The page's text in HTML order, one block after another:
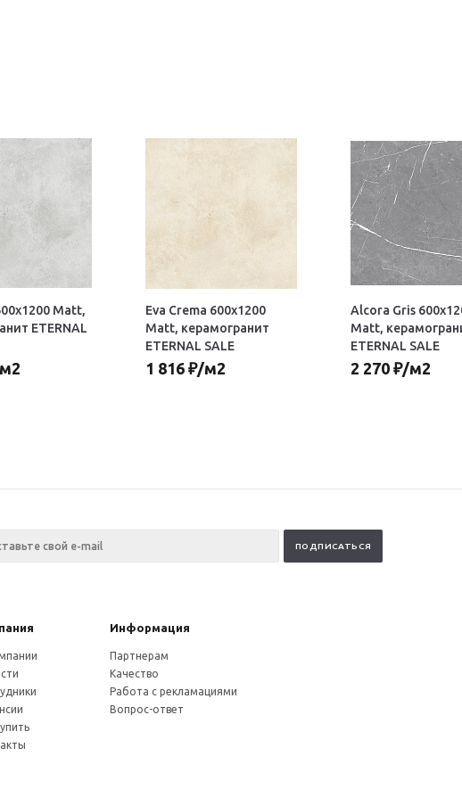
Matt,
ETERNAL
Eva Crema 600х1200
Matt, керамогранит
ETERNAL SALE
1 816 ₽/м2
Alcora Gris
Matt,
ETERNAL SALE
2 270 ₽/м2
Информация
Партнерам
Качество
Работа с рекламациями
Вопрос-ответ